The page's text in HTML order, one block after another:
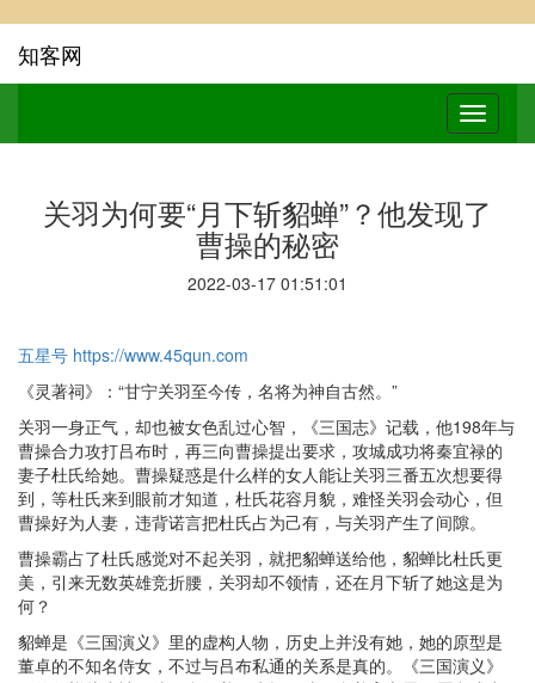
知客网
关羽为何要“月下斩貂蝉”？他发现了
曹操的秘密
2022-03-17 01:51:01
五星号 https://www.45qun.com
《灵著祠》：“甘宁关羽至今传，名将为神自古然。”
关羽一身正气，却也被女色乱过心智，《三国志》记载，他198年与
曹操合力攻打吕布时，再三向曹操提出要求，攻城成功将秦宜禄的
妻子杜氏给她。曹操疑惑是什么样的女人能让关羽三番五次想要得
到，等杜氏来到眼前才知道，杜氏花容月貌，难怪关羽会动心，但
曹操好为人妻，违背诺言把杜氏占为己有，与关羽产生了间隙。
曹操霸占了杜氏感觉对不起关羽，就把貂蝉送给他，貂蝉比杜氏更
美，引来无数英雄竞折腰，关羽却不领情，还在月下斩了她这是为
何？
貂蝉是《三国演义》里的虚构人物，历史上并没有她，她的原型是
董卓的不知名侍女，不过与吕布私通的关系是真的。《三国演义》